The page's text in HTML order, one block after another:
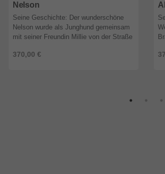
Nelson
370,00 €
Seine Geschichte: Der wunderschöne
Nelson wurde als Junghund gemeinsam
mit seiner Freundin Millie von der Straße
die Tötung gebracht. Von dort au ...